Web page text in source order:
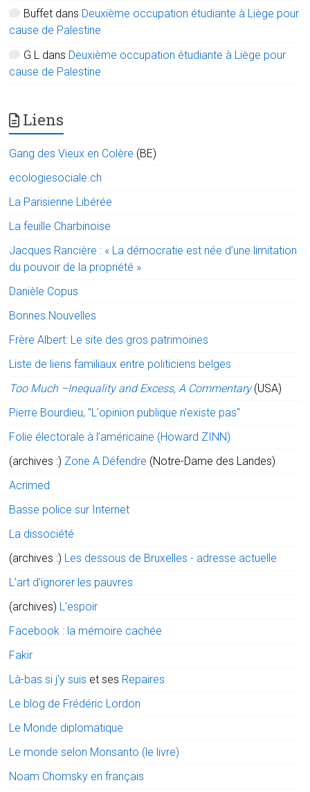
Buffet dans Deuxième occupation étudiante à Liège pour
cause de Palestine
G L dans Deuxième occupation étudiante à Liège pour
cause de Palestine
Liens
Gang des Vieux en Colère (BE)
ecologiesociale.ch
La Parisienne Libérée
La feuille Charbinoise
Jacques Rancière : « La démocratie est née d’une limitation
du pouvoir de la propriété »
Danièle Copus
Bonnes Nouvelles
Frère Albert: Le site des gros patrimoines
Liste de liens familiaux entre politiciens belges
Too Much –Inequality and Excess, A Commentary (USA)
Pierre Bourdieu, "L'opinion publique n'existe pas"
Folie électorale à l’américaine (Howard ZINN)
(archives :) Zone A Défendre (Notre-Dame des Landes)
Acrimed
Basse police sur Internet
La dissociété
(archives :) Les dessous de Bruxelles - adresse actuelle
L’art d’ignorer les pauvres
(archives) L'espoir
Facebook : la mémoire cachée
Fakir
Là-bas si j'y suis et ses Repaires
Le blog de Frédéric Lordon
Le Monde diplomatique
Le monde selon Monsanto (le livre)
Noam Chomsky en français